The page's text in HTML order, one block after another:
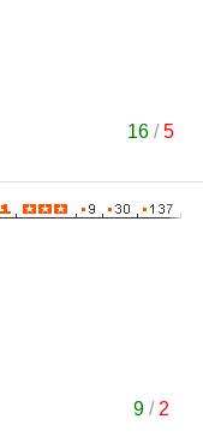
16 /5
9/ 2